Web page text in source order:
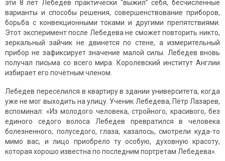
эти 8 лет Лебедев практически “выжил” себя, бесчисленные
варианты и способы решения, совершенствование приборов,
борьба с конвекционными токами и другими препятствиями.
Этот эксперимент после Лебедева не сможет повторить никто,
зеркальный зайчик не двинется по стене, а измерительный
прибор не зафиксирует значение малой силы. Лебедев вновь
получал письма со всего мира. Королевский институт Англии
избирает его почётным членом.
Лебедев переселился в квартиру в здании университета, когда
уже не мог выходить на улицу. Ученик Лебедева, Пётр Лазарев,
вспоминал: «Из молодого человека, стройного, красивого, без
единого седого волоса Лебедев превратился в человека
болезненного, полуседого, глаза, казалось, смотрели куда-то
мимо вас, и лицо приобрело ту особую, духовную красоту,
которая хорошо известна по последним портретам Лебедева».